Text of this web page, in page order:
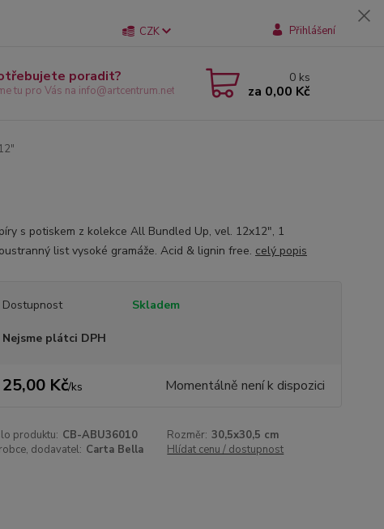
CZK Přihlášení
poradit?
tu pro Vás na info@artcentrum.net
0 ks
za 0,00 Kč
s potiskem z kolekce All Bundled Up, vel. 12x12", 1
list vysoké gramáže. Acid & lignin free. celý popis
Dostupnost Skladem
Nejsme plátci DPH
25,00 Kč/ks Momentálně není k dispozici
produktu: CB-ABU36010 Rozměr: 30,5x30,5 cm
dodavatel: Carta Bella Hlídat cenu / dostupnost